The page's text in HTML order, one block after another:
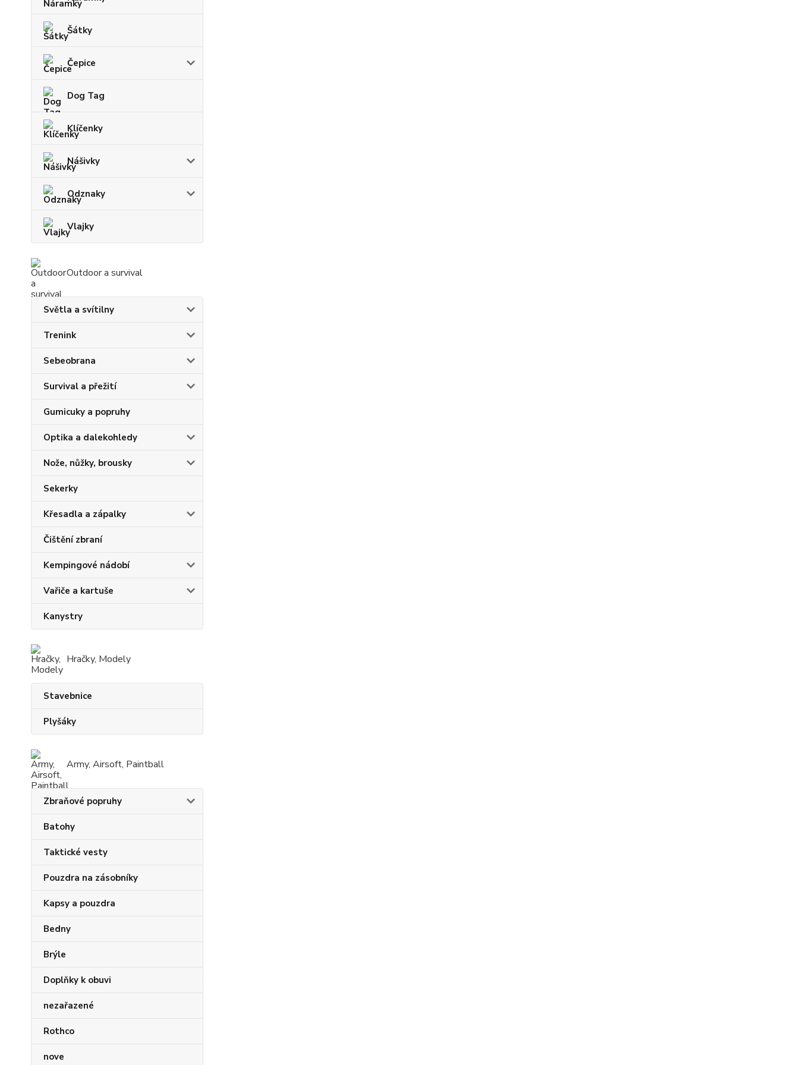
Šátky
Čepice
Dog Tag
Klíčenky
Nášivky
Odznaky
Vlajky
Outdoor a survival
Světla a svítilny
Trenink
Sebeobrana
Survival a přežití
Gumicuky a popruhy
Optika a dalekohledy
Nože, nůžky, brousky
Sekerky
Křesadla a zápalky
Čištění zbraní
Kempingové nádobí
Vařiče a kartuše
Kanystry
Hračky, Modely
Stavebnice
Plyšáky
Army, Airsoft, Paintball
Zbraňové popruhy
Batohy
Taktické vesty
Pouzdra na zásobníky
Kapsy a pouzdra
Bedny
Brýle
Doplňky k obuvi
nezařazené
Rothco
nove